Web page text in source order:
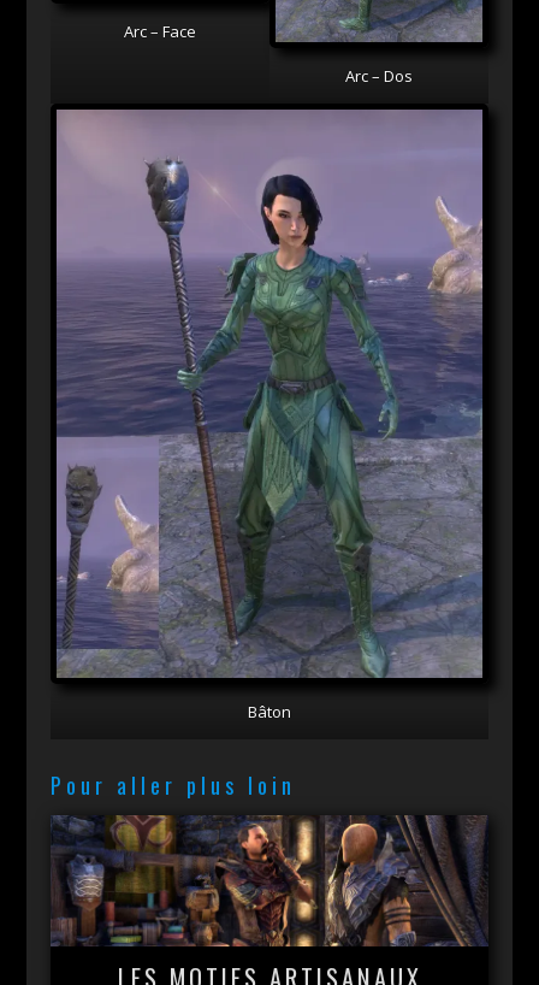
Arc – Face
Arc – Dos
Bâton
Pour aller plus loin
LES MOTIFS ARTISANAUX